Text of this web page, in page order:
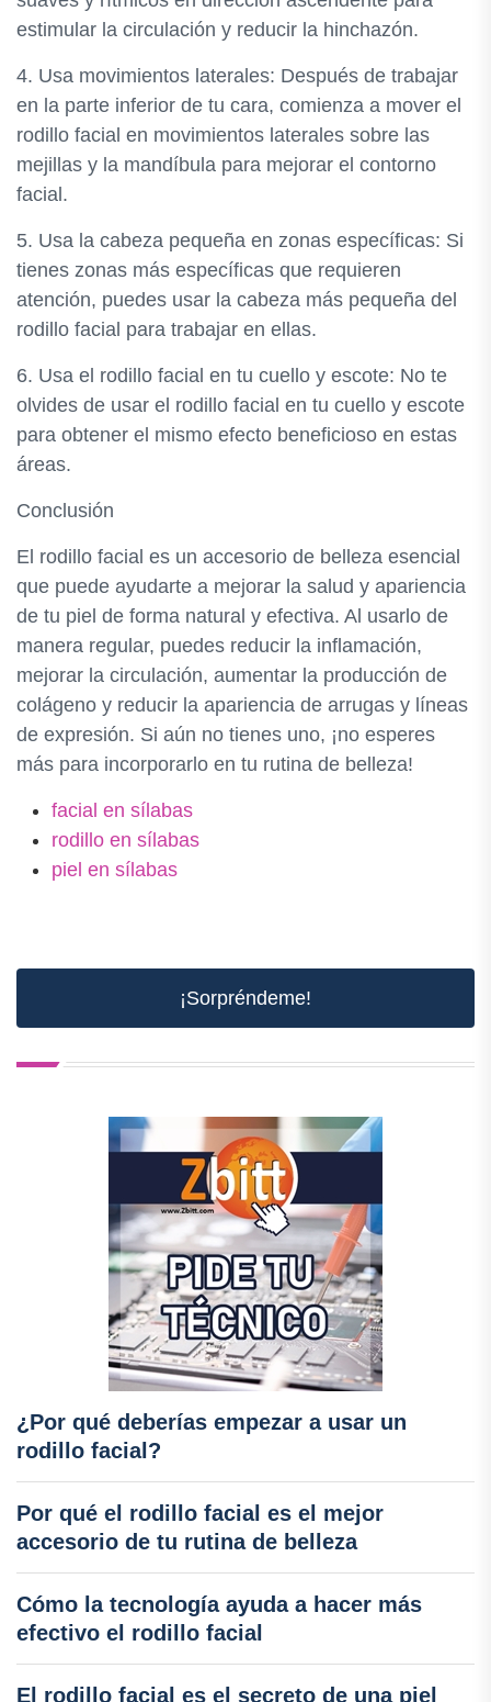
estimular la circulación y reducir la hinchazón.
4. Usa movimientos laterales: Después de trabajar
en la parte inferior de tu cara, comienza a mover el
rodillo facial en movimientos laterales sobre las
mejillas y la mandíbula para mejorar el contorno
facial.
5. Usa la cabeza pequeña en zonas específicas: Si
tienes zonas más específicas que requieren
atención, puedes usar la cabeza más pequeña del
rodillo facial para trabajar en ellas.
6. Usa el rodillo facial en tu cuello y escote: No te
olvides de usar el rodillo facial en tu cuello y escote
para obtener el mismo efecto beneficioso en estas
áreas.
Conclusión
El rodillo facial es un accesorio de belleza esencial
que puede ayudarte a mejorar la salud y apariencia
de tu piel de forma natural y efectiva. Al usarlo de
manera regular, puedes reducir la inflamación,
mejorar la circulación, aumentar la producción de
colágeno y reducir la apariencia de arrugas y líneas
de expresión. Si aún no tienes uno, ¡no esperes
más para incorporarlo en tu rutina de belleza!
facial en sílabas
rodillo en sílabas
piel en sílabas
¡Sorpréndeme!
¿Por qué deberías empezar a usar un
rodillo facial?
Por qué el rodillo facial es el mejor
accesorio de tu rutina de belleza
Cómo la tecnología ayuda a hacer más
efectivo el rodillo facial
El rodillo facial es el secreto de una piel